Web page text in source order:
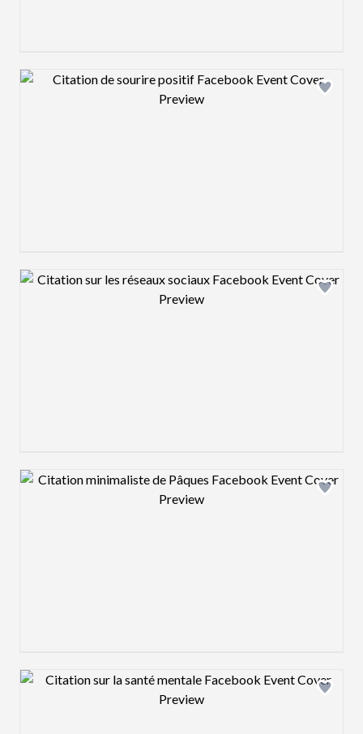
Design preview image
Design preview image
Design preview image
Design preview image